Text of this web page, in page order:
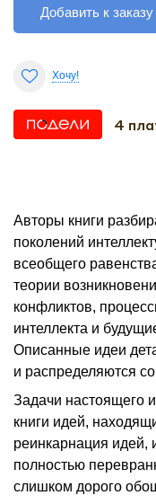
Добавить к заказу
Хочу!
4
Авторы книги
поколений
всеобщего
теории
конфликтов,
интеллекта и
Описанные идеи
и распределяются
Задачи настоящего
книги идей,
реинкарнация
полностью
слишком дорого